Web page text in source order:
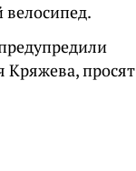
велосипед.
Кряжева, просят